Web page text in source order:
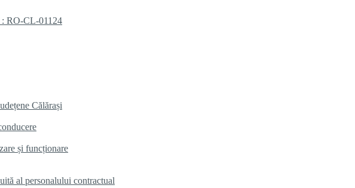
RO-CL-01124
Călărași
și funcționare
al personalului contractual